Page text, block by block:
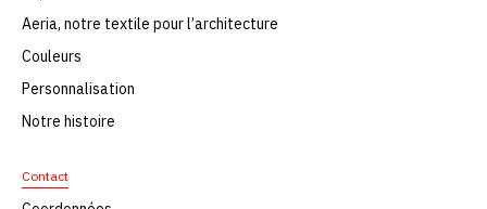
Aeria, notre textile pour l’architecture
Couleurs
Personnalisation
Notre histoire
Contact